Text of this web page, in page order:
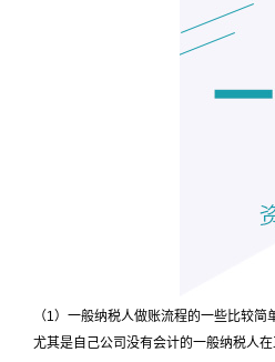
（1）一般纳税人做账流程的一些比较简
尤其是自己公司没有会计的一般纳税人